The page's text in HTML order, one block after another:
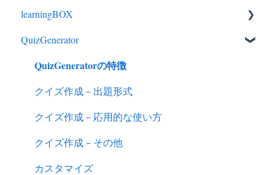
learningBOX
ログイン
学習する
コンテンツの作成
学習者の管理
成績
通知
QuizGenerator
QuizGeneratorの特徴
クイズ作成－出題形式
クイズ作成－応用的な使い方
クイズ作成－その他
カスタマイズ